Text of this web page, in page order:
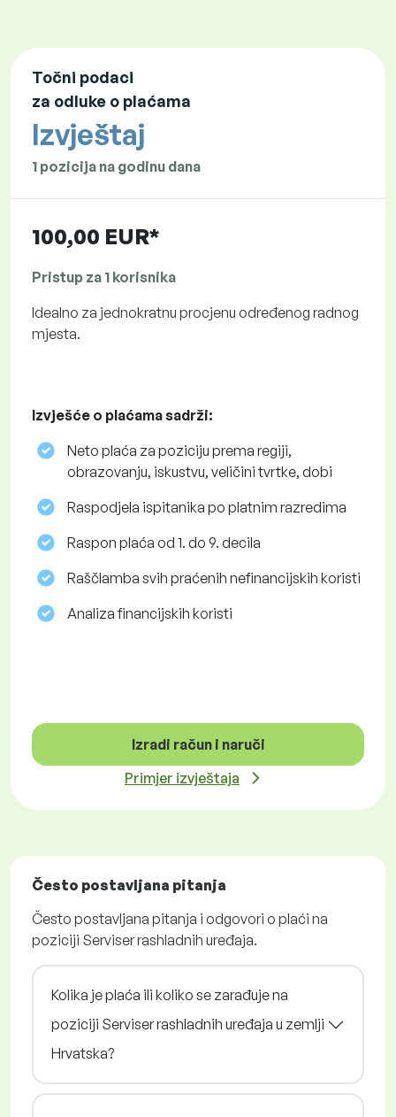
Točni podaci
za odluke o plaćama
Izvještaj
1 pozicija na godinu dana
100,00 EUR*
Pristup za 1 korisnika
Idealno za jednokratnu procjenu određenog radnog
mjesta.
Izvješće o plaćama sadrži:
Neto plaća za poziciju prema regiji,
obrazovanju, iskustvu, veličini tvrtke, dobi
Raspodjela ispitanika po platnim razredima
Raspon plaća od 1. do 9. decila
Raščlamba svih praćenih nefinancijskih koristi
Analiza financijskih koristi
Izradi račun i naruči
Primjer izvještaja
Često postavljana pitanja
Često postavljana pitanja i odgovori o plaći na
poziciji Serviser rashladnih uređaja.
Kolika je plaća ili koliko se zarađuje na
poziciji Serviser rashladnih uređaja u zemlji
Hrvatska?